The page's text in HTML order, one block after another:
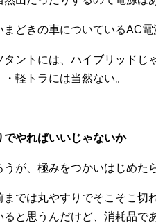
どきの車についているAC電
タントには、ハイブリッドじ
軽トラには当然ない。
やればいいじゃないか
が、極みをつかいはじめた
までは丸やすりでそこそこ
と思うんだけど、消耗品で